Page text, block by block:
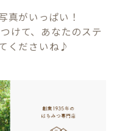
真がいっぱい！
つけて、あなたのステ
くださいね♪